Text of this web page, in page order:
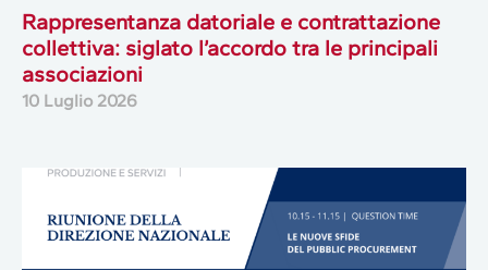
Rappresentanza datoriale e contrattazione
collettiva: siglato l’accordo tra le principali
associazioni
10 Luglio 2026